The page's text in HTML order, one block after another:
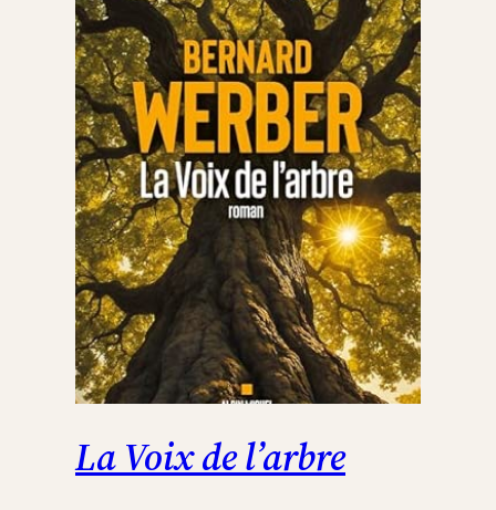
La Voix de l’arbre